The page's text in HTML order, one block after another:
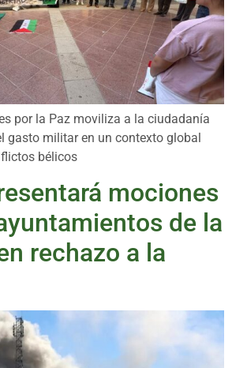
por la Paz moviliza a la ciudadanía
gasto militar en un contexto global
bélicos
mociones
de la
rechazo a la